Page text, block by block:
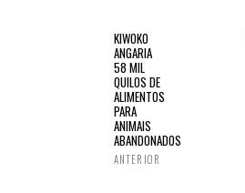
KIWOKO
ANGARIA
58 MIL
QUILOS DE
ALIMENTOS
PARA
ANIMAIS
ABANDONADOS
ANTERIOR